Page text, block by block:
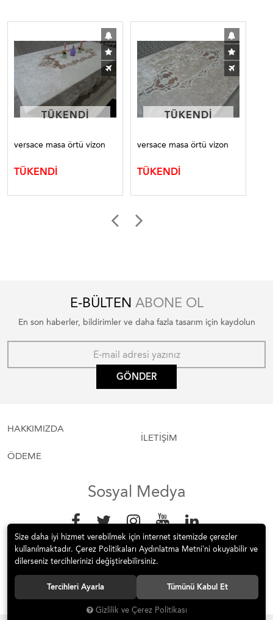
TÜKENDI
TÜKENDI
versace masa örtü vizon
TÜKENDİ
TÜKENDI
TÜKENDI
versace masa örtü vizon
TÜKENDİ
E-BÜLTEN ABONE OL
En son haberler, bildirimler ve daha fazla tasarım için kaydolun
GÖNDER
HAKKIMIZDA
ÖDEME
İLETİŞİM
Sosyal Medya
© 2017 La Dantela Ev Tekstili Tüm hakları saklıdır.
Size daha iyi hizmet verebilmek için internet sitemizde çerezler
kullanılmaktadır. Çerez Politikaları Aydınlatma Metni’ni okuyabilir ve
dilerseniz tercihlerinizi değiştirebilirsiniz.
Tercihleri Ayarla Tümünü Kabul Et
Gizlilik ve Çerez Politikası